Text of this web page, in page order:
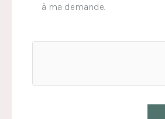
à ma demande.